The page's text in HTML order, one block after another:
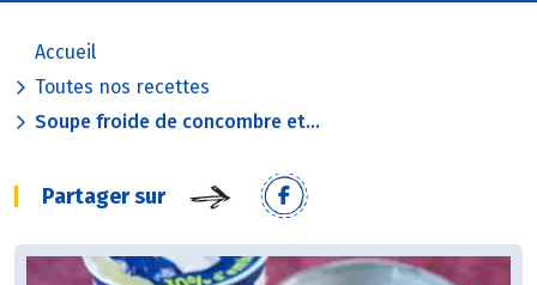
Accueil
Toutes nos recettes
Soupe froide de concombre et...
Partager sur